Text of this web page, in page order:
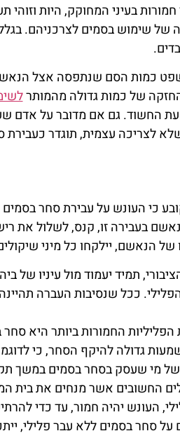
בעיני המחוקק, היות
שימוש בסמים לצרכניהם.
כמות הסם שנתפסה אצל
של כמות גדולה מהמותר
החשוד. גם אם מדובר על אדם
לצריכה עצמית, תוגדר כעבירת
בעבירה זו, קנס, לשלול את
הנאשם, יילקחו כל מיני
תמיד יעמוד מול עיניו
ככל שנסיבות העברה
החמורות ביותר היא
גדולה להיקף הסחר, כי
של מי שעסק בסחר בסמים במשך
החשובים אשר מנחים את בית
העונש יהיה חמור, עד כדי
סחר בסמים ללא עבר פלילי,